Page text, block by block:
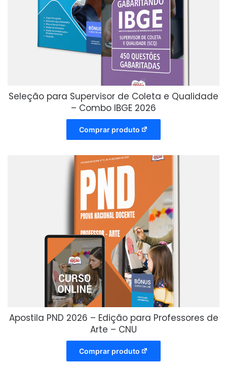
Seleção para Supervisor de Coleta e Qualidade
– Combo IBGE 2026
Comprar produto
Apostila PND 2026 – Edição para Professores de
Arte – CNU
Comprar produto